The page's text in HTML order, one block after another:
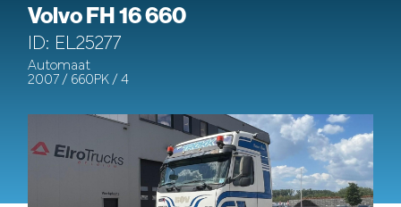
Volvo FH 16 660
ID: EL25277
Automaat
2007 / 660PK / 4